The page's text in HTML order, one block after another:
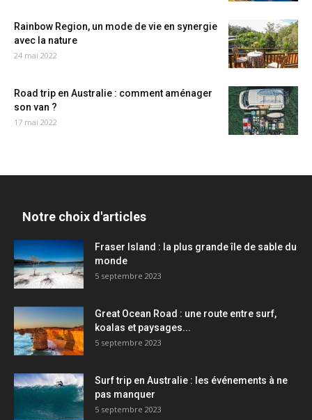
Rainbow Region, un mode de vie en synergie
avec la nature
24 mai 2022
Road trip en Australie : comment aménager
son van ?
17 mai 2022
Notre choix d'articles
Fraser Island : la plus grande île de sable du
monde
5 septembre 2023
Great Ocean Road : une route entre surf,
koalas et paysages...
5 septembre 2023
Surf trip en Australie : les événements à ne
pas manquer
5 septembre 2023